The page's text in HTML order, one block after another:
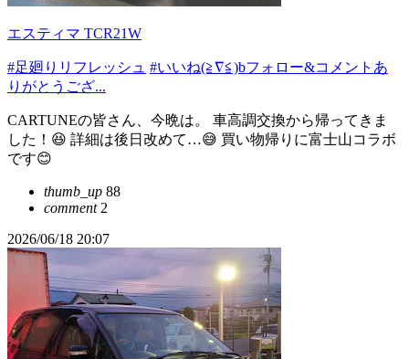
エスティマ TCR21W
#足廻りリフレッシュ #いいね(≧∇≦)bフォロー&コメントあ
りがとうござ...
CARTUNEの皆さん、今晩は。 車高調交換から帰ってきま
した！😆 詳細は後日改めて…😅 買い物帰りに富士山コラボ
です😊
thumb_up 88
comment2
2026/06/18 20:07